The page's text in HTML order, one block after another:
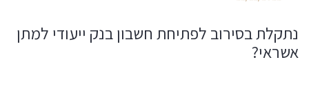
נתקלת בסירוב לפתיחת חשבון בנק ייעודי למתן
אשראי?